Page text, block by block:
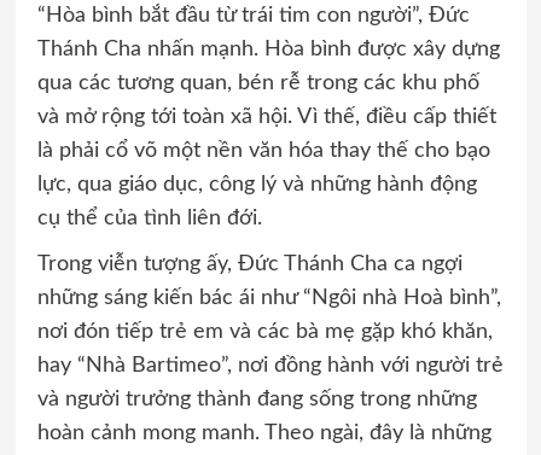
“Hòa bình bắt đầu từ trái tim con người”, Đức
Thánh Cha nhấn mạnh. Hòa bình được xây dựng
qua các tương quan, bén rễ trong các khu phố
và mở rộng tới toàn xã hội. Vì thế, điều cấp thiết
là phải cổ võ một nền văn hóa thay thế cho bạo
lực, qua giáo dục, công lý và những hành động
cụ thể của tình liên đới.
Trong viễn tượng ấy, Đức Thánh Cha ca ngợi
những sáng kiến bác ái như “Ngôi nhà Hoà bình”,
nơi đón tiếp trẻ em và các bà mẹ gặp khó khăn,
hay “Nhà Bartimeo”, nơi đồng hành với người trẻ
và người trưởng thành đang sống trong những
hoàn cảnh mong manh. Theo ngài, đây là những